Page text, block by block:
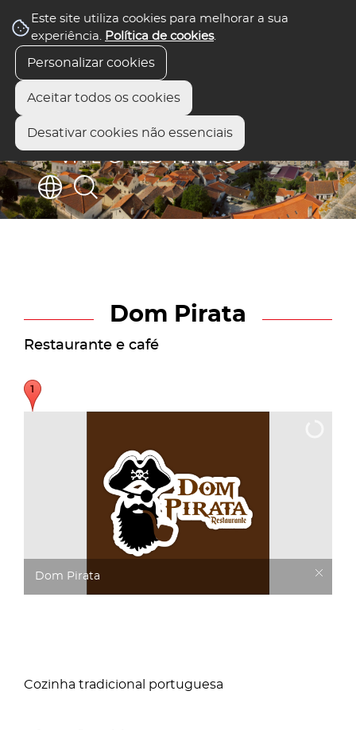
Este site utiliza cookies para melhorar a sua
experiência. Política de cookies.
Personalizar cookies
Aceitar todos os cookies
Desativar cookies não essenciais
Dom Pirata
Restaurante e café
Dom Pirata
Cozinha tradicional portuguesa